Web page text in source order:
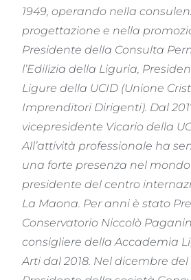
1949, operando nella
progettazione e nella
Presidente della Consulta
l’Edilizia della Liguria,
Ligure della UCID (Unione
Imprenditori Dirigenti). Dal
vicepresidente Vicario della
All’attività professionale ha
una forte presenza nel
presidente del centro
La Maona. Per anni è stato
Conservatorio Niccolò
consigliere della Accademia
Arti dal 2018. Nel dicembre